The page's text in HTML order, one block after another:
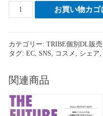
#001
ス
チ
ネ
ラ
ー
個
お買い物カゴ
カテゴリー: TRIBE個別DL販売
タグ: EC, SNS コスメ シェア
関連商品